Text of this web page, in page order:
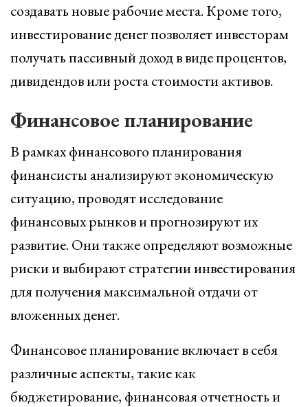
создавать новые рабочие места. Кроме того,
инвестирование денег позволяет инвесторам
получать пассивный доход в виде процентов,
дивидендов или роста стоимости активов.
Финансовое планирование
В рамках финансового планирования
финансисты анализируют экономическую
ситуацию, проводят исследование
финансовых рынков и прогнозируют их
развитие. Они также определяют возможные
риски и выбирают стратегии инвестирования
для получения максимальной отдачи от
вложенных денег.
Финансовое планирование включает в себя
различные аспекты, такие как
бюджетирование, финансовая отчетность и